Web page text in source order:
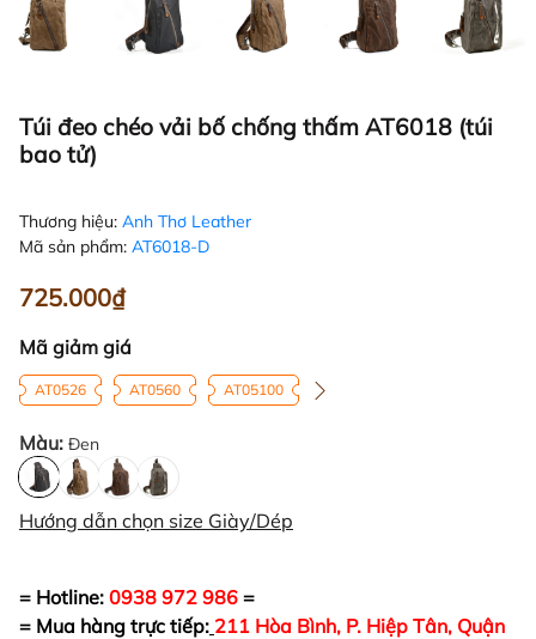
Túi đeo chéo vải bố chống thấm AT6018 (túi
bao tử)
Thương hiệu: Anh Thơ Leather
Mã sản phẩm: AT6018-D
725.000₫
Mã giảm giá
AT0526 AT0560 AT05100
Màu: Đen
Hướng dẫn chọn size Giày/Dép
= Hotline: 0938 972 986 =
= Mua hàng trực tiếp: 211 Hòa Bình, P. Hiệp Tân, Quận